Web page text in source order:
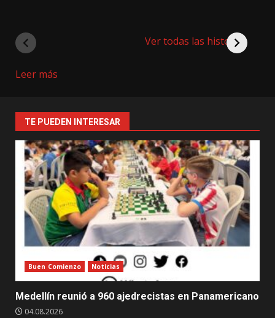
Ver todas las historias
Leer más
emocionante
Lanzamiento
del
Bootcamp
Medellín!*
TE PUEDEN INTERESAR
Buen Comienzo Noticias
Medellín reunió a 960 ajedrecistas en Panamericano
04.08.2026